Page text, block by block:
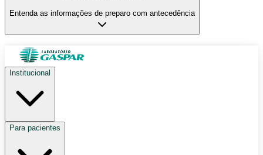
Entenda as informações de preparo com antecedência
Institucional
Para pacientes